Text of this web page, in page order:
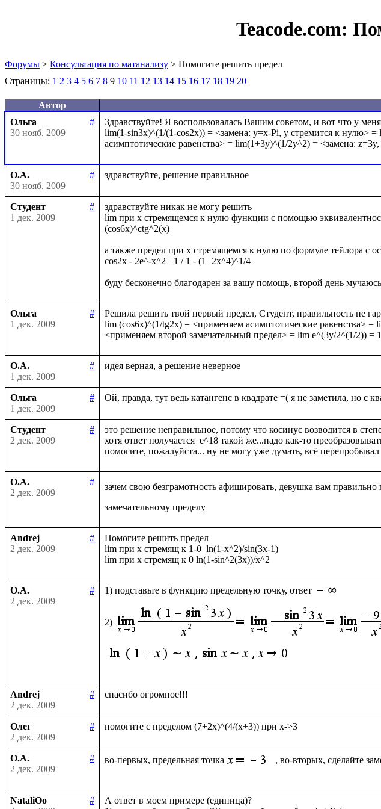
Teacode.com:
Форумы > Консультация по матанализу > Помогите решить предел
Страницы: 1 2 3 4 5 6 7 8 9 10 11 12 13 14 15 16 17 18 19 20
Автор
Ольга
#
30 нояб. 2009
Здравствуйте! Я воспользовалась Вашим советом, и вот что у
lim(1-sin3x)^(1/(1-cos2x)) = <замена: y=x-Pi, y стремится к нулю>
О.А.
#
30 нояб. 2009
Студент
#
1 дек. 2009
здравствуйте никак не могу решить
lim при x стремящемся к нулю функции с помощью
(cos6x)^ctg^2(x)
а также предел при х стремящемся к нулю по формуле тейлора с
cos2x - 2e^-x^2 +1 / 1 - (1+2x^4)^1/4
Ольга
#
1 дек. 2009
Решила решить твой первый предел, Студент, правильность не
lim (cos6x)^(1/tg2x) = <применяем асимптотические равенства>
О.А.
#
1 дек. 2009
Ольга
#
1 дек. 2009
Студент
#
2 дек. 2009
это решение неправильное, потому что косинус возводится в
хотя ответ получается  e^18 такой же...надо как-то
О.А.
#
2 дек. 2009
зачем свою безграмотность афишировать, девушка вам правильно
Andrej
#
2 дек. 2009
Помогите решить предел
lim при x стремящ к 1-0  ln(1-x^2)/sin(3x-1)
О.А.
#
2 дек. 2009
1) подставьте в функцию предельную точку, ответ
2)
Andrej
#
2 дек. 2009
Олег
#
2 дек. 2009
О.А.
#
2 дек. 2009
во-первых, предельная точка , во-вторых, сделайте
NataliOo
#
А ответ в моем примере (единица)?